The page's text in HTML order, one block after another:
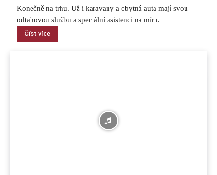
Konečně na trhu. Už i karavany a obytná auta mají svou
odtahovou službu a speciální asistenci na míru.
Číst více